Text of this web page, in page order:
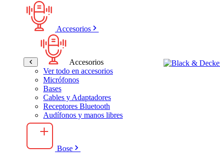
Accesorios
Accesorios
Ver todo en accesorios
Micrófonos
Bases
Cables y Adaptadores
Receptores Bluetooth
Audífonos y manos libres
Bose